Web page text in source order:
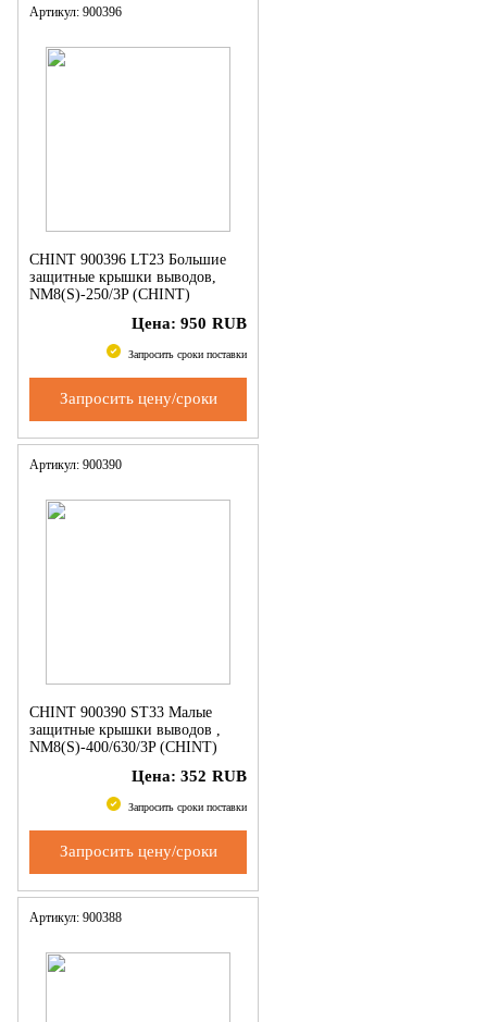
Артикул: 900396
CHINT 900396 LT23 Большие
защитные крышки выводов,
NM8(S)-250/3P (CHINT)
Цена: 950 RUB
Запросить сроки поставки
Запросить цену/сроки
Артикул: 900390
CHINT 900390 ST33 Малые
защитные крышки выводов ,
NM8(S)-400/630/3P (CHINT)
Цена: 352 RUB
Запросить сроки поставки
Запросить цену/сроки
Артикул: 900388